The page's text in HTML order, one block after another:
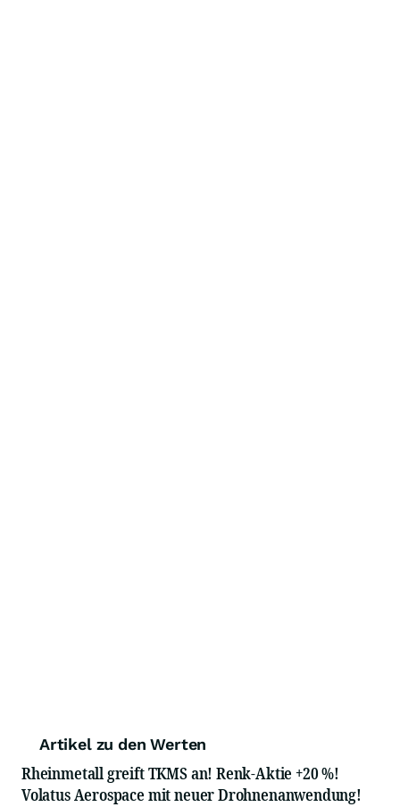
Artikel zu den Werten
Rheinmetall greift TKMS an! Renk-Aktie +20 %!
Volatus Aerospace mit neuer Drohnenanwendung!